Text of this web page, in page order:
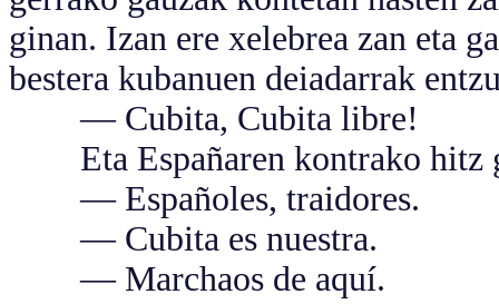
ginan. Izan ere xelebrea zan eta
bestera kubanuen deiadarrak
— Cubita, Cubita libre!
Eta Españaren kontrako hitz
— Españoles, traidores.
— Cubita es nuestra.
— Marchaos de aquí.